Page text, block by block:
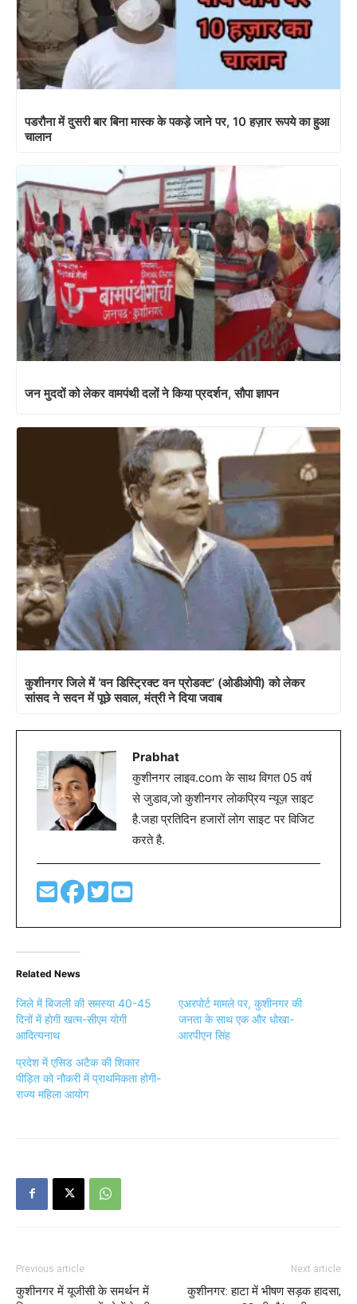
पडरौना में दुसरी बार बिना मास्क के पकड़े जाने पर, 10 हज़ार रूपये का हुआ
चालान
जन मुददों को लेकर वामपंथी दलों ने किया प्रदर्शन, सौपा ज्ञापन
कुशीनगर जिले में ‘वन डिस्ट्रिक्ट वन प्रोडक्ट’ (ओडीओपी) को लेकर
सांसद ने सदन में पूछे सवाल, मंत्री ने दिया जवाब
Prabhat
कुशीनगर लाइव.com के साथ विगत 05 वर्ष
से जुडाव,जो कुशीनगर लोकप्रिय न्यूज़ साइट
है.जहा प्रतिदिन हजारों लोग साइट पर विजिट
करते है.
Related News
जिले में बिजली की समस्या 40-45
दिनों में होगी खत्म-सीएम योगी
आदित्यनाथ
एअरपोर्ट मामले पर, कुशीनगर की
जनता के साथ एक और धोखा-
आरपीएन सिंह
प्रदेश में एसिड अटैक की शिकार
पीड़ित को नौकरी में प्राथमिकता होगी-
राज्य महिला आयोग
Previous article
कुशीनगर में यूजीसी के समर्थन में
Next article
कुशीनगर: हाटा में भीषण सड़क हादसा,